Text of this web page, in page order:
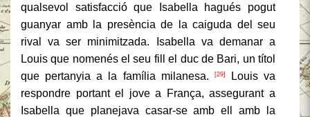
qualsevol satisfacció que Isabella hagués pogut
guanyar amb la presència de la caiguda del seu
rival va ser minimitzada.
Isabella va demanar a
Louis que nomenés el seu fill el duc de Bari, un títol
que pertanyia a la família milanesa.
[29]
Louis va
respondre portant el jove a França, assegurant a
Isabella que planejava casar-se amb ell amb la